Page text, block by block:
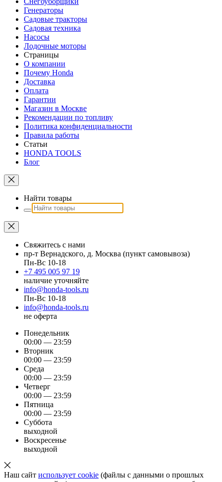
Генераторы
Садовые тракторы
Садовая техника
Насосы
Лодочные моторы
Страницы
О компании
Почему Honda
Доставка
Оплата
Гарантии
Магазин в Москве
Рекомендации по топливу
Политика конфиденциальности
Правила работы
Статьи
HONDA TOOLS
Блог
Найти товары
Свяжитесь с нами
пр-т Вернадского, д. Москва (пункт самовывоза)
Пн-Вс 10-18
+7 495 005 97 19
наличие уточняйте
info@honda-tools.ru
Пн-Вс 10-18
info@honda-tools.ru
не оферта
Понедельник
00:00 — 23:59
Вторник
00:00 — 23:59
Среда
00:00 — 23:59
Четверг
00:00 — 23:59
Пятница
00:00 — 23:59
Суббота
выходной
Воскресенье
выходной
Наш сайт использует cookie (файлы с данными о прошлых